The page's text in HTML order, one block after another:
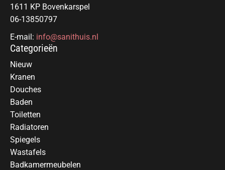
1611 KP Bovenkarspel
06-13850797
E-mail: info@sanithuis.nl
Categorieën
Nieuw
Kranen
Douches
Baden
Toiletten
Radiatoren
Spiegels
Wastafels
Badkamermeubelen